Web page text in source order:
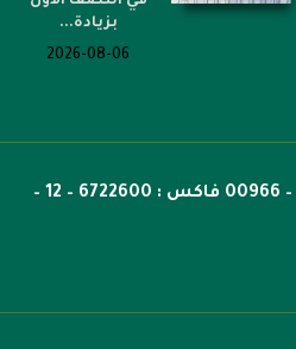
بزيادة...
2026-08-06
ص.ب: 6351 جدة الرمز 21442 هاتف 6722269 – 12 – 00966 هاتف : 6721121 – 12 – 00966 فاكس : 6722600 – 12 –